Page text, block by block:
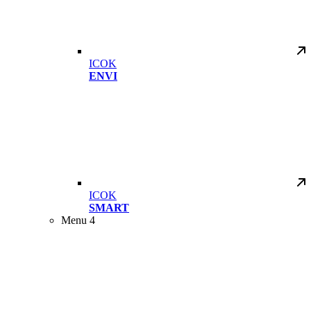
ICOK
ENVI
ICOK
SMART
Menu 4